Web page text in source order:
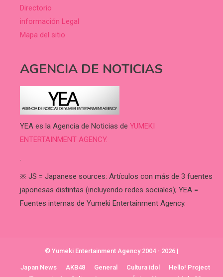
Directorio
información Legal
Mapa del sitio
AGENCIA DE NOTICIAS
YEA es la Agencia de Noticias de YUMEKI
ENTERTAINMENT AGENCY.
.
※ JS = Japanese sources: Artículos con más de 3 fuentes
japonesas distintas (incluyendo redes sociales); YEA =
Fuentes internas de Yumeki Entertainment Agency.
© Yumeki Entertainment Agency 2004 - 2026 |
Japan News AKB48 General Cultura idol
Hello! Project